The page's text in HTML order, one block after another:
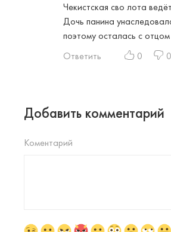
Чекистская сво лота
Дочь панина
поэтому осталась с отцом
Ответить
0 0
Добавить комментарий
Коментарий